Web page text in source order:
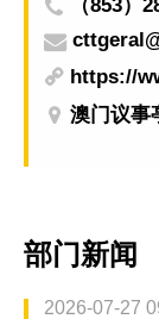
（853）
https://
澳门议事
部门新闻
2026-07-27